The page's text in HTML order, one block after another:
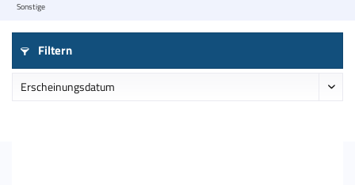
Sonstige
Filtern